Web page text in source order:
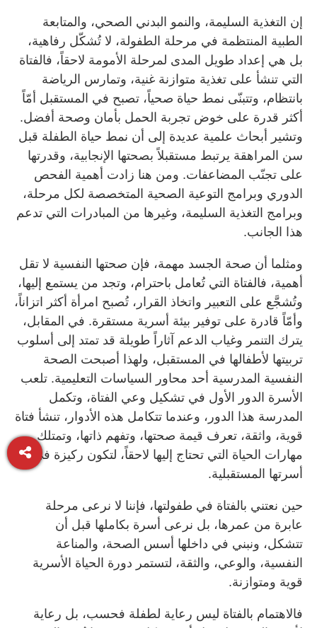
إن التغذية السليمة، والنمو البدني الصحي، والمتابعة
الطبية المنتظمة في مرحلة الطفولة، لا تُشكّل رفاهية،
بل هي إعداد طويل المدى لمرحلة الأمومة لاحقاً، فالفتاة
التي تنشأ على تغذية متوازنة غنية، وتمارس الرياضة
بانتظام، وتتبنّى نمط حياة صحياً، تصبح في المستقبل أمّاً
أكثر قدرة على خوض تجربة الحمل بأمان وصحة أفضل.
وتشير أبحاث علمية عديدة إلى أن نمط حياة الطفلة قبل
سن المراهقة يرتبط مستقبلاً بصحتها الإنجابية، وقدرتها
على تجنّب المضاعفات. ومن هنا زادت أهمية الفحص
الدوري وبرامج التوعية الصحية المتخصصة لكل مرحلة،
وبرامج التغذية السليمة، وغيرها من المبادرات التي تدعم
هذا الجانب.
ومثلما أن صحة الجسد مهمة، فإن صحتها النفسية لا تقل
أهمية، فالفتاة التي تُعامل باحترام، وتجد من يستمع إليها،
وتُشجَّع على التعبير واتخاذ القرار، تُصبح امرأة أكثر اتزاناً،
وأمّاً قادرة على توفير بيئة أسرية مستقرة. في المقابل،
يترك التنمر وغياب الدعم آثاراً طويلة قد تمتد إلى أسلوب
تربيتها لأطفالها في المستقبل، ولهذا أصبحت الصحة
النفسية المدرسية أحد محاور السياسات التعليمية. تلعب
الأسرة الدور الأول في تشكيل وعي الفتاة، وتكمل
المدرسة هذا الدور، وعندما تتكامل هذه الأدوار، تنشأ فتاة
قوية، واثقة، تعرف قيمة صحتها، وتفهم ذاتها، وتمتلك
مهارات الحياة التي تحتاج إليها لاحقاً، لتكون ركيزة في
أسرتها المستقبلية.
حين نعتني بالفتاة في طفولتها، فإننا لا نرعى مرحلة
عابرة من عمرها، بل نرعى أسرة بكاملها قبل أن
تتشكل، ونبني في داخلها أسس الصحة، والمناعة
النفسية، والوعي، والثقة، لتستمر دورة الحياة الأسرية
قوية ومتوازنة.
فالاهتمام بالفتاة ليس رعاية لطفلة فحسب، بل رعاية